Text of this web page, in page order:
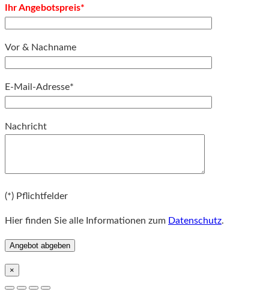
Ihr Angebotspreis*
Vor & Nachname
E-Mail-Adresse*
Nachricht
(*) Pflichtfelder
Hier finden Sie alle Informationen zum Datenschutz.
×